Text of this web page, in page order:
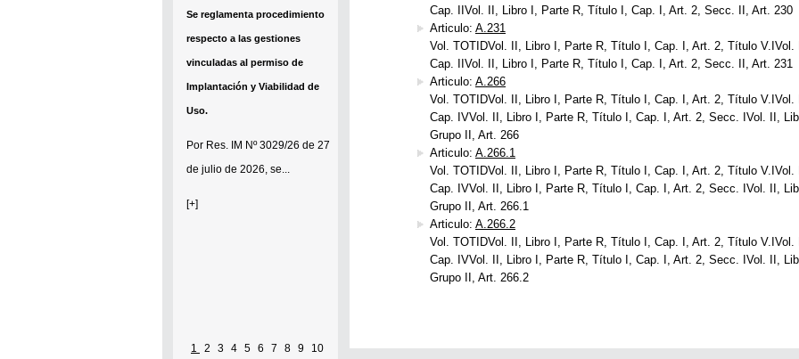
Se reglamenta procedimiento
respecto a las gestiones
vinculadas al permiso de
Implantación y Viabilidad de
Uso.
Por Res. IM Nº 3029/26 de 27
de julio de 2026, se...
[+]
1 2 3 4 5 6 7 8 9 10
Cap. IIVol. II, Libro I, Parte R, Título I, Cap. I, Art. 2, Secc. II, Art. 230
Articulo: A.231
Vol. TOTIDVol. II, Libro I, Parte R, Título I, Cap. I, Art. 2, Título
Cap. IIVol. II, Libro I, Parte R, Título I, Cap. I, Art. 2, Secc. II, Art. 231
Articulo: A.266
Vol. TOTIDVol. II, Libro I, Parte R, Título I, Cap. I, Art. 2, Título
Cap. IVVol. II, Libro I, Parte R, Título I, Cap. I, Art. 2, Secc. IVol. II,
Grupo II, Art. 266
Articulo: A.266.1
Vol. TOTIDVol. II, Libro I, Parte R, Título I, Cap. I, Art. 2, Título
Cap. IVVol. II, Libro I, Parte R, Título I, Cap. I, Art. 2, Secc. IVol. II,
Grupo II, Art. 266.1
Articulo: A.266.2
Vol. TOTIDVol. II, Libro I, Parte R, Título I, Cap. I, Art. 2, Título
Cap. IVVol. II, Libro I, Parte R, Título I, Cap. I, Art. 2, Secc. IVol. II,
Grupo II, Art. 266.2